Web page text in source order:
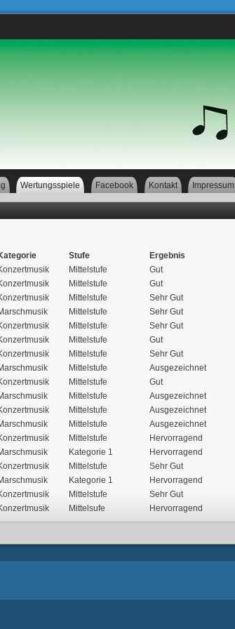
Wertungsspiele Facebook Kontakt Impressum
Stufe
Ergebnis
Mittelstufe
Gut
Mittelstufe
Gut
Mittelstufe
Sehr Gut
Mittelstufe
Sehr Gut
Mittelstufe
Sehr Gut
Mittelstufe
Gut
Mittelstufe
Sehr Gut
Mittelstufe
Ausgezeichnet
Mittelstufe
Gut
Mittelstufe
Ausgezeichnet
Mittelstufe
Ausgezeichnet
Mittelstufe
Ausgezeichnet
Mittelstufe
Hervorragend
Kategorie 1
Hervorragend
Mittelstufe
Sehr Gut
Kategorie 1
Hervorragend
Mittelstufe
Sehr Gut
Mittelsufe Hervorragend